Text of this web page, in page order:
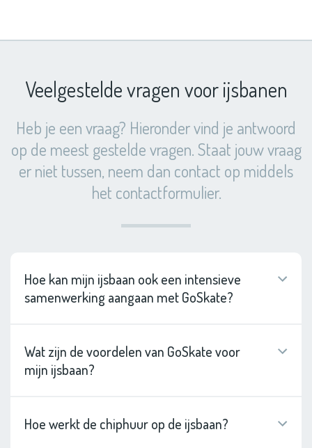
Veelgestelde vragen voor ijsbanen
Heb je een vraag? Hieronder vind je antwoord
op de meest gestelde vragen. Staat jouw vraag
er niet tussen, neem dan contact op middels
het contactformulier.
Hoe kan mijn ijsbaan ook een intensieve
samenwerking aangaan met GoSkate?
Wat zijn de voordelen van GoSkate voor
mijn ijsbaan?
Hoe werkt de chiphuur op de ijsbaan?